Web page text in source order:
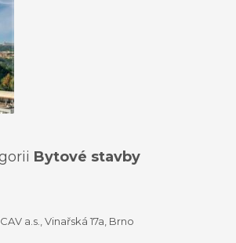
Bytové stavby
a.s., Vinařská 17a, Brno